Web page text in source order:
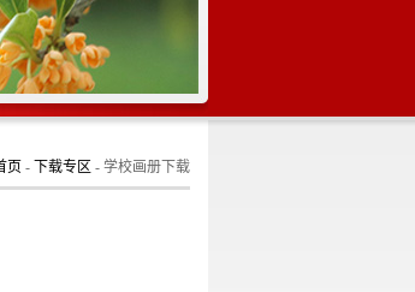
页 - 下载专区 - 学校画册下载